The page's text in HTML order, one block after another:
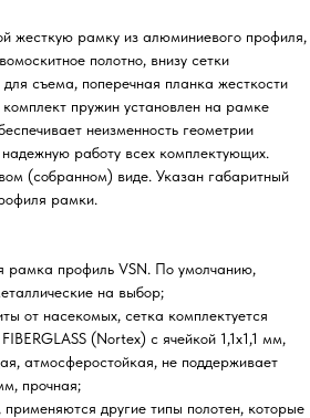
жесткую рамку из алюминиевого профиля,
полотно, внизу сетки
для съема, поперечная планка жесткости
пружин установлен на рамке
неизменность геометрии
надежную работу всех комплектующих.
(собранном) виде. Указан габаритный
рамки.
рамка профиль VSN. По умолчанию,
на выбор;
от насекомых, сетка комплектуется
(Nortex) с ячейкой 1,1х1,1 мм,
атмосферостойкая, не поддерживает
прочная;
применяются другие типы полотен, которые